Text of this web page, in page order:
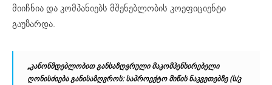
მიიჩნია და კომპანიებს მშენებლობის კოეფიციენტი
გაუზარდა.
„კანონმდებლობით განსაზღვრული მაკომპენსირებელი
ღონისძიება განისაზღვროს: საპროექტო მიწის ნაკვეთებზე (ს/კ